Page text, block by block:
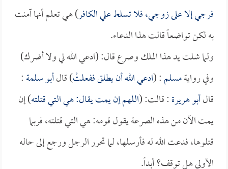
فرجي إلا على زوجي، فلا تسلط علي الكافر) هي تعلم أنها آمنت
به لكن تواضعاً قالت هذا الدعاء.
ولما شلت يد هذا الملك وصرع قال: (ادعي الله لي ولا أضرك)
وفي روايةمسلم: (ادعي الله أن يطلق ففعلتْ) قالأبو سلمة:
قالأبو هريرة: قالت: (اللهم إن يمت يقال: هي التي قتلته) إن
يمت الآن من هذه الصرعة يقول قومه: هي التي قتلته، فربما
قتلوها، فدعت الله له فأرسلها، لما تحرر الرجل ورجع إلى حاله
الأولى هل توقف؟ أبداً.